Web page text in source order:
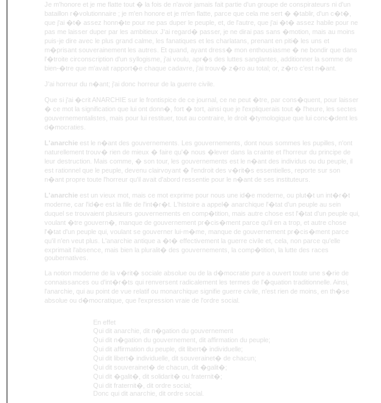
Je m'honore et je me flatte tout � la fois de n'avoir jamais fait partie d'un groupe de conspirateurs ni d'un
bataillon r�volutionnaire ; je m'en honore et je m'en flatte, parce que cela me sert � �tablir, d'un c�t�,
que j'ai �t� assez honn�te pour ne pas duper le peuple, et, de l'autre, que j'ai �t� assez habile pour ne
pas me laisser duper par les ambitieux J'ai regard� passer, je ne dirai pas sans �motion, mais au moins
puis-je dire avec le plus grand calme, les fanatiques et les charlatans, prenant en piti� les uns et
m�prisant souverainement les autres. Et quand, ayant dress� mon enthousiasme � ne bondir que dans
l'�troite circonscription d'un syllogisme, j'ai voulu, apr�s des luttes sanglantes, additionner la somme de
bien-�tre que m'avait rapport�e chaque cadavre, j'ai trouv� z�ro au total; or, z�ro c'est n�ant.
J'ai horreur du n�ant; j'ai donc horreur de la guerre civile.
Que si j'ai �crit ANARCHIE sur le frontispice de ce journal, ce ne peut �tre, par cons�quent, pour laisser
� ce mot la signification que lui ont donn�, fort � tort, ainsi que je l'expliquerais tout � l'heure, les sectes
gouvernementalistes, mais pour lui restituer, tout au contraire, le droit �tymologique que lui conc�dent les
d�mocraties.
L'anarchie est le n�ant des gouvernements. Les gouvernements, dont nous sommes les pupilles, n'ont
naturellement trouv� rien de mieux � faire qu'� nous �lever dans la crainte et l'horreur du principe de
leur destruction. Mais comme, � son tour, les gouvernements est le n�ant des individus ou du peuple, il
est rationnel que le peuple, devenu clairvoyant � l'endroit des v�rit�s essentielles, reporte sur son
n�ant propre toute l'horreur qu'il avait d'abord ressentie pour le n�ant de ses instituteurs.
L'anarchie est un vieux mot, mais ce mot exprime pour nous une id�e moderne, ou plut�t un int�r�t
moderne, car l'id�e est la fille de l'int�r�t. L'histoire a appel� anarchique l'�tat d'un peuple au sein
duquel se trouvaient plusieurs gouvernements en comp�tition, mais autre chose est l'�tat d'un peuple qui,
voulant �tre gouvern�, manque de gouvernement pr�cis�ment parce qu'il en a trop, et autre chose
l'�tat d'un peuple qui, voulant se gouverner lui-m�me, manque de gouvernement pr�cis�ment parce
qu'il n'en veut plus. L'anarchie antique a �t� effectivement la guerre civile et, cela, non parce qu'elle
exprimait l'absence, mais bien la pluralit� des gouvernements, la comp�tition, la lutte des races
goubernatives.
La notion moderne de la v�rit� sociale absolue ou de la d�mocratie pure a ouvert toute une s�rie de
connaissances ou d'int�r�ts qui renversent radicalement les termes de l'�quation traditionnelle. Ainsi,
l'anarchie, qui au point de vue relatif ou monarchique signifie guerre civile, n'est rien de moins, en th�se
absolue ou d�mocratique, que l'expression vraie de l'ordre social.
En effet
Qui dit anarchie, dit n�gation du gouvernement
Qui dit n�gation du gouvernement, dit affirmation du peuple;
Qui dit affirmation du peuple, dit libert� individuelle;
Qui dit libert� individuelle, dit souverainet� de chacun;
Qui dit souverainet� de chacun, dit �galit�;
Qui dit �galit�, dit solidarit� ou fraternit�;
Qui dit fraternit�, dit ordre social;
Donc qui dit anarchie, dit ordre social.